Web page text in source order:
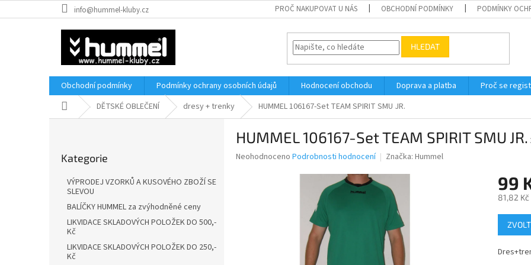
na
info@hummel-kluby.cz PROČ NAKUPOVAT U NÁS OBCHODNÍ PODMÍNKY PODMÍNKY
HLEDAT
Obchodní podmínky Podmínky ochrany osobních údajů Hodnocení obchodu Doprava a platba Proč se
Domů DĚTSKÉ OBLEČENÍ dresy + trenky HUMMEL 106167-Set TEAM SPIRIT SMU JR.
kategorie
Kategorie
VÝPRODEJ VZORKŮ A KUSOVÉHO ZBOŽÍ SE
SLEVOU
BALÍČKY HUMMEL za zvýhodněné ceny
LIKVIDACE SKLADOVÝCH POLOŽEK DO 500,-
Kč
LIKVIDACE SKLADOVÝCH POLOŽEK DO 250,-
Kč
HUMMEL 106167-Set TEAM SPIRIT SMU JR.
Průměrné
Neohodnoceno Podrobnosti hodnocení Značka: Hummel
99
81,82 Kč
Měrná
cena: